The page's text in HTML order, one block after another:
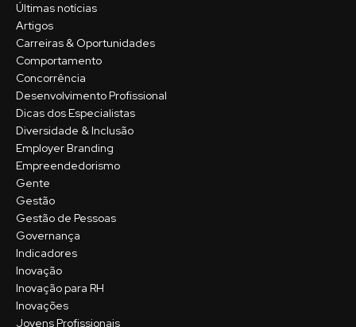
Últimas notícias
Artigos
Carreiras & Oportunidades
Comportamento
Concorrência
Desenvolvimento Profissional
Dicas dos Especialistas
Diversidade & Inclusão
Employer Branding
Empreendedorismo
Gente
Gestão
Gestão de Pessoas
Governança
Indicadores
Inovação
Inovação para RH
Inovações
Jovens Profissionais